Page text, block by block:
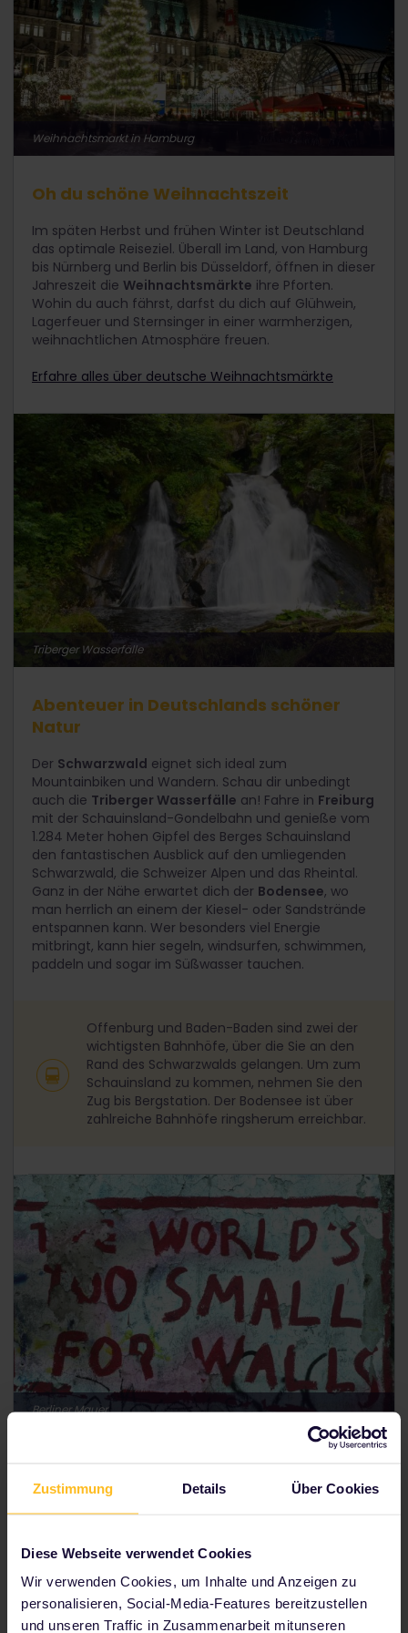
Zustimmung Details Über Cookies
Diese Webseite verwendet Cookies
Wir verwenden Cookies, um Inhalte und Anzeigen zu
personalisieren, Social-Media-Features bereitzustellen
und unseren Traffic in Zusammenarbeit mitunseren
Weihnachtsmarkt in Hamburg
Oh du schöne Weihnachtszeit
Im späten Herbst und frühen Winter ist Deutschland
das optimale Reiseziel. Überall im Land, von Hamburg
bis Nürnberg und Berlin bis Düsseldorf, öffnen in dieser
Jahreszeit die Weihnachtsmärkte ihre Pforten.
Wohin du auch fährst, darfst du dich auf Glühwein,
Lagerfeuer und Sternsinger in einer warmherzigen,
weihnachtlichen Atmosphäre freuen.
Erfahre alles über deutsche Weihnachtsmärkte
Triberger Wasserfälle
Abenteuer in Deutschlands schöner
Natur
Der Schwarzwald eignet sich ideal zum
Mountainbiken und Wandern. Schau dir unbedingt
auch die Triberger Wasserfälle an! Fahre in Freiburg
mit der Schauinsland-Gondelbahn und genieße vom
1.284 Meter hohen Gipfel des Berges Schauinsland
den fantastischen Ausblick auf den umliegenden
Schwarzwald, die Schweizer Alpen und das Rheintal.
Ganz in der Nähe erwartet dich der Bodensee, wo
man herrlich an einem der Kiesel- oder Sandstrände
entspannen kann. Wer besonders viel Energie
mitbringt, kann hier segeln, windsurfen, schwimmen,
paddeln und sogar im Süßwasser tauchen.
Offenburg und Baden-Baden sind zwei der
wichtigsten Bahnhöfe, über die Sie an den
Rand des Schwarzwalds gelangen. Um zum
Schauinsland zu kommen, nehmen Sie den
Zug bis Bergstation. Der Bodensee ist über
zahlreiche Bahnhöfe ringsherum erreichbar.
Berliner Mauer
Metropole
ausgesprochen eigenwillig. Erfahre auf deiner Reise
mehr über die jüngere Geschichte Deutschlands und
entdecke das faszinierende künstlerische Potenzial
Berlins. Lasse dich nachts in der verborgenen